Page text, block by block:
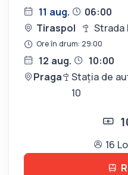
11 aug.
06:00
Tiraspol
Strada
Ore în drum: 29:00
12 aug.
10:00
Praga
Stația de
10
16